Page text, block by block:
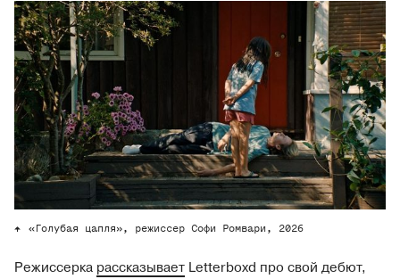
«Голубая цапля», режиссер Софи Ромвари, 2026
Режиссерка рассказывает Letterboxd про свой дебют,